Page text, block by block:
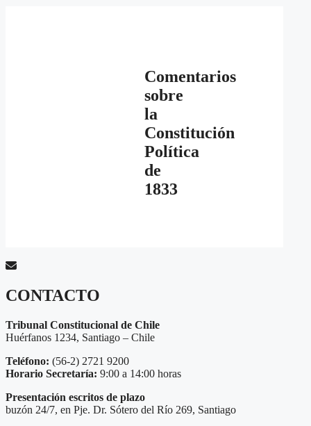
Comentarios
sobre
la
Constitución
Política
de
1833
CONTACTO
Tribunal Constitucional de Chile
Huérfanos 1234, Santiago – Chile
Teléfono: (56-2) 2721 9200
Horario Secretaría: 9:00 a 14:00 horas
Presentación escritos de plazo
buzón 24/7, en Pje. Dr. Sótero del Río 269, Santiago